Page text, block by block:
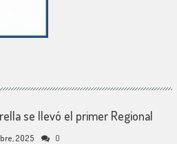
se llevó el primer Regional
2025 0